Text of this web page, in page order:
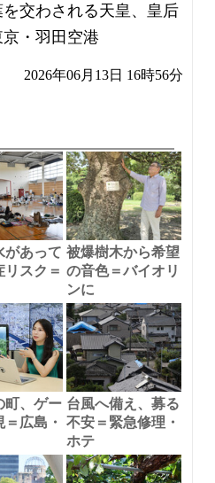
交わされる天皇、皇后
・羽田空港
2026年06月13日 16時56分
があって
リスク＝
被爆樹木から希望
の音色＝バイオリ
ンに
町、ゲー
広島・
台風へ備え、募る
不安＝緊急修理・
ホテ